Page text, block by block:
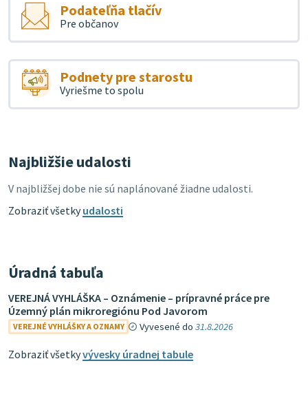
Podateľňa tlačív
Pre občanov
Podnety pre starostu
Vyriešme to spolu
Najbližšie udalosti
V najbližšej dobe nie sú naplánované žiadne udalosti.
Zobraziť všetkyudalosti
Úradná tabuľa
VEREJNÁ VYHLÁŠKA – Oznámenie – prípravné práce pre
Územný plán mikroregiónu Pod Javorom
VEREJNÉ VYHLÁŠKY A OZNAMY Vyvesené do31.8.2026
Zobraziť všetkyvývesky úradnej tabule